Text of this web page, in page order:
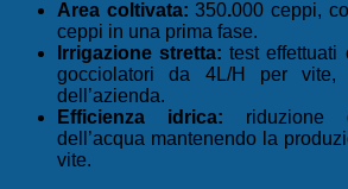
Area coltivata:350.000 ceppi,
ceppi in una prima fase.
Irrigazione stretta: test effettuati
gocciolatori da 4L/H per vite,
dell’azienda.
Efficienza idrica: riduzione
dell’acqua mantenendo la
vite.